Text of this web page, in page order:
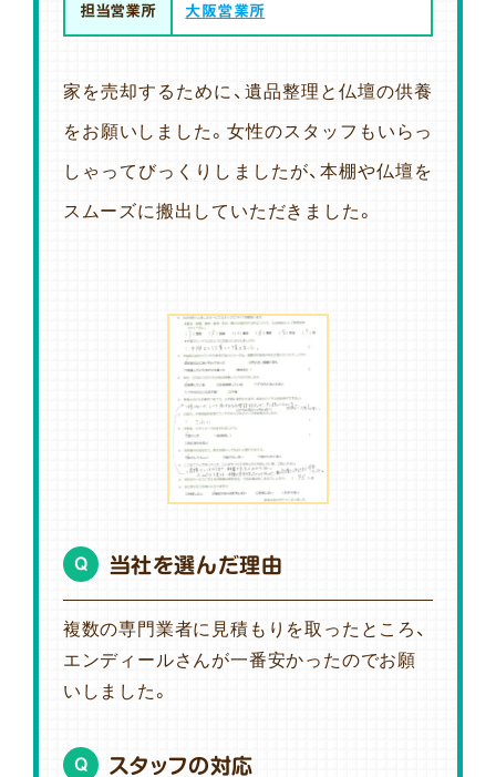
担当営業所 大阪営業所
家を売却するために、遺品整理と仏壇の供養
をお願いしました。女性のスタッフもいらっ
しゃってびっくりしましたが、本棚や仏壇を
スムーズに搬出していただきました。
Q 当社を選んだ理由
複数の専門業者に見積もりを取ったところ、
エンディールさんが一番安かったのでお願
いしました。
Q スタッフの対応